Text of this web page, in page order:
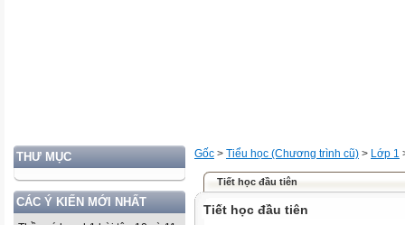
THƯ MỤC
CÁC Ý KIẾN MỚI NHẤT
Gốc > Tiểu học (Chương trình cũ) > Lớp 1
Tiết học đầu tiên
Tiết học đầu tiên